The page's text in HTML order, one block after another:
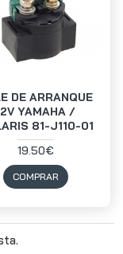
DE ARRANQUE
YAMAHA /
81-J110-01
19.50€
COMPRAR